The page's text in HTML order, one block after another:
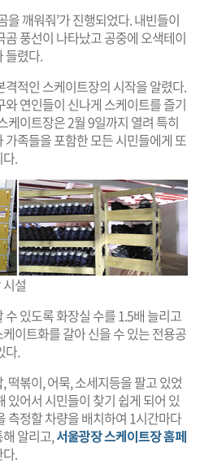
을 깨워줘’가 진행되었다. 내빈들이
풍선이 나타났고 공중에 오색테이
들렸다.
적인 스케이트장의 시작을 알렸다.
연인들이 신나게 스케이트를 즐기
케이트장은 2월 9일까지 열려 특히
족들을 포함한 모든 시민들에게 또
.
설
있도록 화장실 수를 1.5배 늘리고
이트화를 갈아 신을 수 있는 전용공
다.
떡볶이, 어묵, 소세지등을 팔고 있었
있어서 시민들이 찾기 쉽게 되어 있
측정할 차량을 배치하여 1시간마다
알리고,서울광장 스케이트장 홈페
.